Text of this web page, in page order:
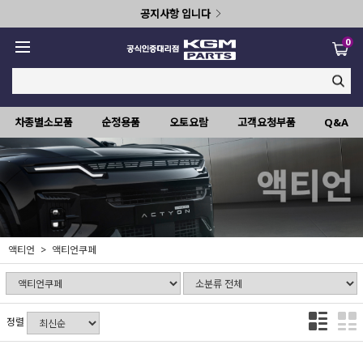
공지사항 입니다
0
차종별소모품 순정용품 오토요람 고객요청부품 Q&A
액티언 액티언쿠페
정렬